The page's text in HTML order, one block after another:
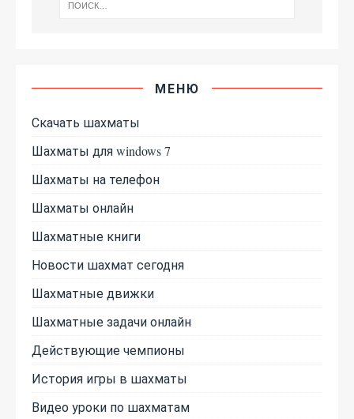
МЕНЮ
Скачать шахматы
Шахматы для windows 7
Шахматы на телефон
Шахматы онлайн
Шахматные книги
Новости шахмат сегодня
Шахматные движки
Шахматные задачи онлайн
Действующие чемпионы
История игры в шахматы
Видео уроки по шахматам